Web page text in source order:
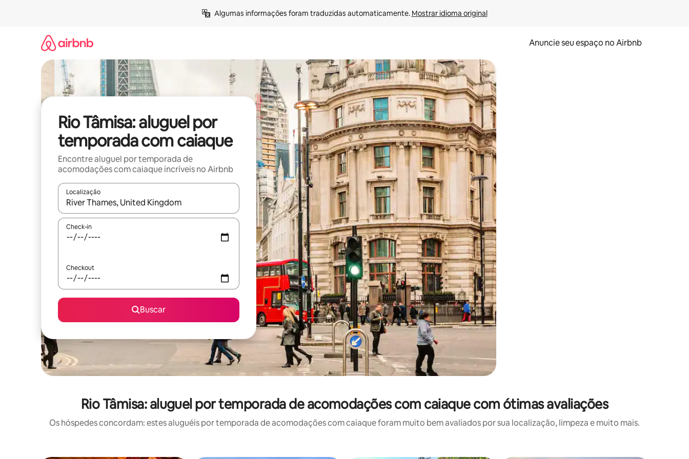
Algumas informações foram traduzidas automaticamente. Mostrar idioma original
Anuncie seu espaço no Airbnb
Rio Tâmisa: aluguel por
temporada com caiaque
Encontre aluguel por temporada de
acomodações com caiaque incríveis no Airbnb
Localização
Quando os resultados estiverem disponíveis, explore-os usando as seta para cima e para baixo do teclado ou tocando e deslizando o dedo na tela.
Check-in
Checkout
Buscar
Rio Tâmisa: aluguel por temporada de acomodações com caiaque com ótimas avaliações
Os hóspedes concordam: estes aluguéis por temporada de acomodações com caiaque foram muito bem avaliados por sua localização, limpeza e muito mais.